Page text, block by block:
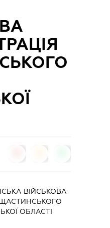
ВІЙСЬКОВА
ЩАСТИНСЬКОГО
ОБЛАСТІ